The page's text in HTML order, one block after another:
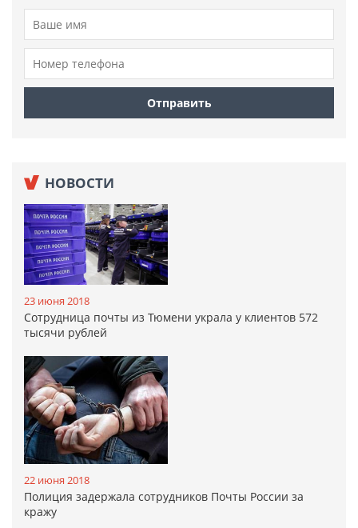
НОВОСТИ
23 июня 2018
Сотрудница почты из Тюмени украла у клиентов 572
тысячи рублей
22 июня 2018
Полиция задержала сотрудников Почты России за
кражу